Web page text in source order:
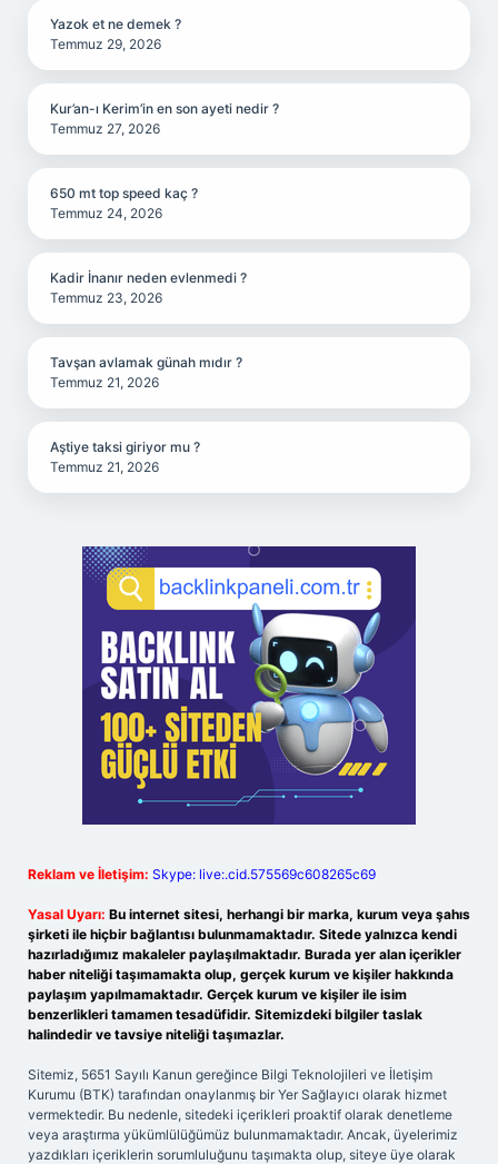
Yazok et ne demek ?
Temmuz 29, 2026
Kur’an-ı Kerim’in en son ayeti nedir ?
Temmuz 27, 2026
650 mt top speed kaç ?
Temmuz 24, 2026
Kadir İnanır neden evlenmedi ?
Temmuz 23, 2026
Tavşan avlamak günah mıdır ?
Temmuz 21, 2026
Aştiye taksi giriyor mu ?
Temmuz 21, 2026
Reklam ve İletişim: Skype: live:.cid.575569c608265c69
Yasal Uyarı: Bu internet sitesi, herhangi bir marka, kurum veya şahıs
şirketi ile hiçbir bağlantısı bulunmamaktadır. Sitede yalnızca kendi
hazırladığımız makaleler paylaşılmaktadır. Burada yer alan içerikler
haber niteliği taşımamakta olup, gerçek kurum ve kişiler hakkında
paylaşım yapılmamaktadır. Gerçek kurum ve kişiler ile isim
benzerlikleri tamamen tesadüfidir. Sitemizdeki bilgiler taslak
halindedir ve tavsiye niteliği taşımazlar.
Sitemiz, 5651 Sayılı Kanun gereğince Bilgi Teknolojileri ve İletişim
Kurumu (BTK) tarafından onaylanmış bir Yer Sağlayıcı olarak hizmet
vermektedir. Bu nedenle, sitedeki içerikleri proaktif olarak denetleme
veya araştırma yükümlülüğümüz bulunmamaktadır. Ancak, üyelerimiz
yazdıkları içeriklerin sorumluluğunu taşımakta olup, siteye üye olarak